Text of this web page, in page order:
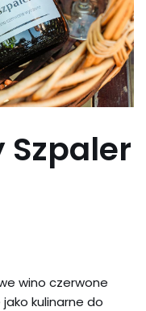
wino czerwone
kulinarne do